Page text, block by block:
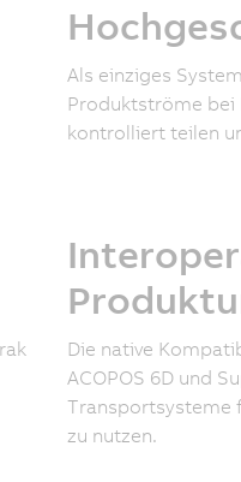
Als einziges
Produktströme bei
kontrolliert teilen
Die native
ACOPOS 6D und
Transportsysteme
zu nutzen.